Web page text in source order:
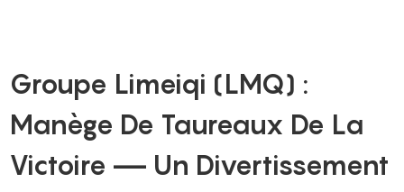
Groupe Limeiqi (LMQ) :
Manège De Taureaux De La
Victoire — Un Divertissement